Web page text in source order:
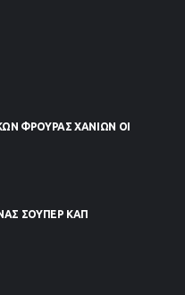
ΦΡΟΥΡΆΣ ΧΑΝΊΩΝ ΟΙ
ΣΟΥΠΕΡ ΚΑΠ